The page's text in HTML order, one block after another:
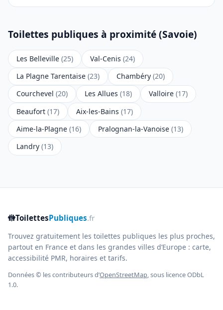
Toilettes publiques à proximité (Savoie)
Les Belleville (25) Val-Cenis (24)
La Plagne Tarentaise (23) Chambéry (20)
Courchevel (20) Les Allues (18) Valloire (17)
Beaufort (17) Aix-les-Bains (17)
Aime-la-Plagne (16) Pralognan-la-Vanoise (13)
Landry (13)
🚻ToilettesPubliques.fr
Trouvez gratuitement les toilettes publiques les plus proches,
partout en France et dans les grandes villes d’Europe : carte,
accessibilité PMR, horaires et tarifs.
Données © les contributeurs d’OpenStreetMap, sous licence ODbL
1.0.